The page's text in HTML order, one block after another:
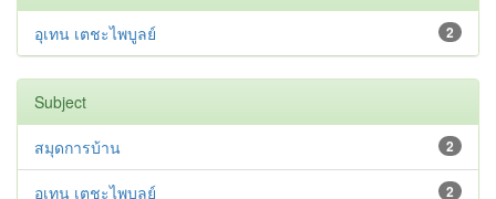
2
อุเทน เตชะไพบูลย์
Subject
2
สมุดการบ้าน
2
อุเทน เตชะไพบูลย์